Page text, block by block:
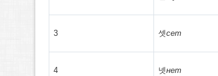
3 셋сет
4 넷нет